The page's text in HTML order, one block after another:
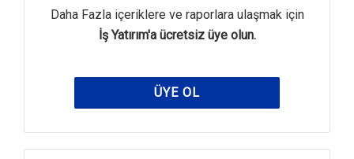
Daha Fazla içeriklere ve raporlara ulaşmak için
İş Yatırım'a ücretsiz üye olun.
ÜYE OL